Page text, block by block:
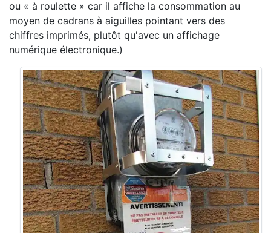
ou « à roulette » car il affiche la consommation au
moyen de cadrans à aiguilles pointant vers des
chiffres imprimés, plutôt qu'avec un affichage
numérique électronique.)